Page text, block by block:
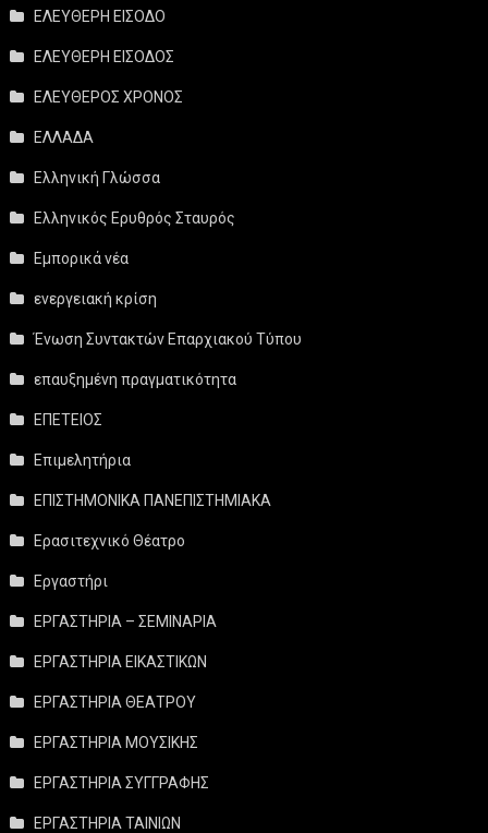
ΕΛΕΥΘΕΡΗ ΕΙΣΟΔΟ
ΕΛΕΥΘΕΡΗ ΕΙΣΟΔΟΣ
ΕΛΕΥΘΕΡΟΣ ΧΡΟΝΟΣ
ΕΛΛΑΔΑ
Ελληνική Γλώσσα
Ελληνικός Ερυθρός Σταυρός
Εμπορικά νέα
ενεργειακή κρίση
Ένωση Συντακτών Επαρχιακού Τύπου
επαυξημένη πραγματικότητα
ΕΠΕΤΕΙΟΣ
Επιμελητήρια
ΕΠΙΣΤΗΜΟΝΙΚΑ ΠΑΝΕΠΙΣΤΗΜΙΑΚΑ
Ερασιτεχνικό Θέατρο
Εργαστήρι
ΕΡΓΑΣΤΗΡΙΑ – ΣΕΜΙΝΑΡΙΑ
ΕΡΓΑΣΤΗΡΙΑ ΕΙΚΑΣΤΙΚΩΝ
ΕΡΓΑΣΤΗΡΙΑ ΘΕΑΤΡΟΥ
ΕΡΓΑΣΤΗΡΙΑ ΜΟΥΣΙΚΗΣ
ΕΡΓΑΣΤΗΡΙΑ ΣΥΓΓΡΑΦΗΣ
ΕΡΓΑΣΤΗΡΙΑ ΤΑΙΝΙΩΝ